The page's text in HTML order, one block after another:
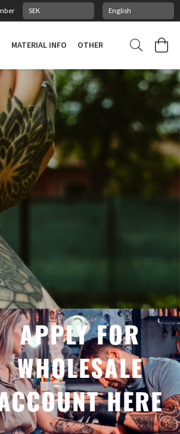
MATERIAL INFO OTHER STUFF
APPLY FOR
WHOLESALE
HERE